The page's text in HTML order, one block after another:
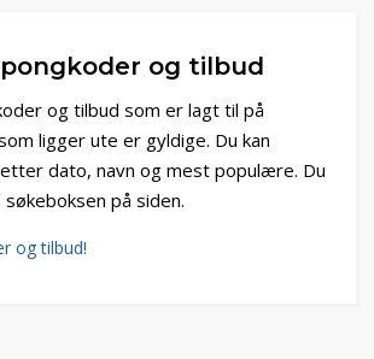
og tilbud
og tilbud som er lagt til på
ligger ute er gyldige. Du kan
dato, navn og mest populære. Du
på siden.
og tilbud!